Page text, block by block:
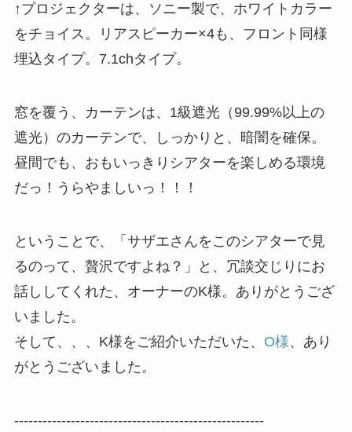
↑プロジェクターは、ソニー製で、ホワイトカラー
をチョイス。リアスピーカー×4も、フロント同様
埋込タイプ。7.1chタイプ。
窓を覆う、カーテンは、1級遮光（99.99%以上の
遮光）のカーテンで、しっかりと、暗闇を確保。
昼間でも、おもいっきりシアターを楽しめる環境
だっ！うらやましいっ！！！
ということで、「サザエさんをこのシアターで見
るのって、贅沢ですよね？」と、冗談交じりにお
話ししてくれた、オーナーのK様。ありがとうござ
いました。
そして、、、K様をご紹介いただいた、 O様、あり
がとうございました。
-----------------------------------------------------